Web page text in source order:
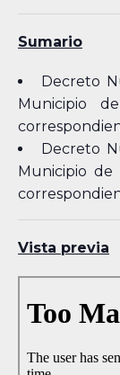
Sumario
Decreto
Municipio
Decreto
Municipio de
Vista previa
Skip
to
PDF
content